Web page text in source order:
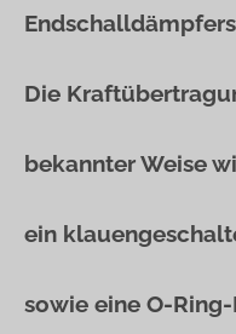
Die
bekannter Weise
ein
sowie eine O-